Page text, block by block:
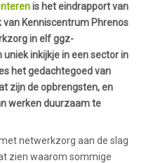
is het eindrapport van
Kenniscentrum Phrenos
in elf ggz-
inkijkje in een sector in
het gedachtegoed van
zijn de opbrengsten, en
werken duurzaam te
netwerkzorg aan de slag
zien waarom sommige